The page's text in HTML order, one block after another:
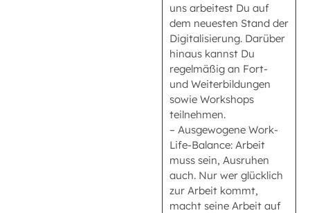
uns arbeitest Du auf
dem neuesten Stand der
Digitalisierung. Darüber
hinaus kannst Du
regelmäßig an Fort-
und Weiterbildungen
sowie Workshops
teilnehmen.
– Ausgewogene Work-
Life-Balance: Arbeit
muss sein, Ausruhen
auch. Nur wer glücklich
zur Arbeit kommt,
macht seine Arbeit auf